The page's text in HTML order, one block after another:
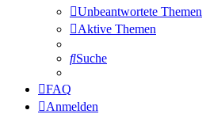
Unbeantwortete Themen
Aktive Themen
Suche
FAQ
Anmelden